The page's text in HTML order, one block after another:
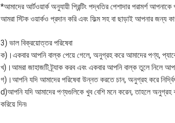
*আমাদের আর্টওয়ার্ক অনুযায়ী প্রিন্টিং পদ্ধতির পেশাদার পরামর্শ আপনাকে
আমরা স্টিক ওয়ার্কও প্রদান করি এবং ফিল্ম সহ বা ছাড়াই আপনার জন্য
3) ভাল বিক্রয়োত্তর পরিষেবা
ক)।একবার আপনি বাল্ক পেয়ে গেলে, অনুগ্রহ করে আমাদের পণ্য,
খ)।আমরা জাহাজটি ট্র্যাক করব এবং একবার আপনি বাল্ক তুলে নিলে
গ)।আপনি যদি আমাদের পরিষেবা উন্নত করতে চান, অনুগ্রহ করে
d)আপনি যদি আমাদের পণ্যগুলিকে খুব বেশি মনে করেন, তাহলে অনুগ্রহ
করিয়ে দিন৷